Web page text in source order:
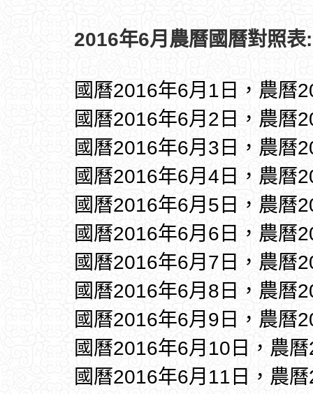
2016年6月農曆國曆對照表:
國曆2016年6月1日，農曆
國曆2016年6月2日，農曆
國曆2016年6月3日，農曆
國曆2016年6月4日，農曆
國曆2016年6月5日，農曆
國曆2016年6月6日，農曆
國曆2016年6月7日，農曆
國曆2016年6月8日，農曆
國曆2016年6月9日，農曆
國曆2016年6月10日，農
國曆2016年6月11日，農